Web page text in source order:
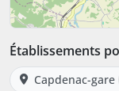
Établissements
Capdenac-gare